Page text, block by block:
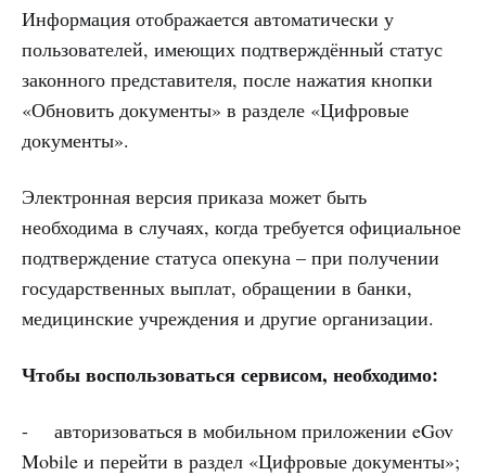
Информация отображается автоматически у
пользователей, имеющих подтверждённый статус
законного представителя, после нажатия кнопки
«Обновить документы» в разделе «Цифровые
документы».
Электронная версия приказа может быть
необходима в случаях, когда требуется официальное
подтверждение статуса опекуна – при получении
государственных выплат, обращении в банки,
медицинские учреждения и другие организации.
Чтобы воспользоваться сервисом, необходимо:
- авторизоваться в мобильном приложении eGov
Mobile и перейти в раздел «Цифровые документы»;